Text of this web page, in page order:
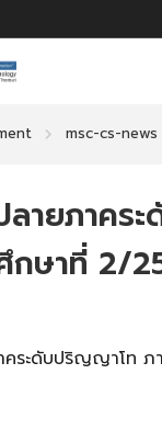
msc-cs-news
ลายภาคร
กษาที่ 2/
คระดับปริญญาโท ภ